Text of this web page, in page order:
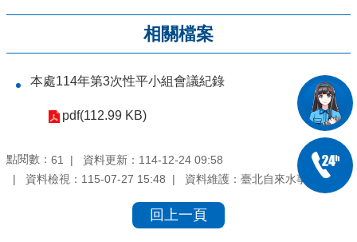
相關檔案
本處114年第3次性平小組會議紀錄
pdf(112.99 KB)
點閱數： 61
資料更新：114-12-24 09:58
資料檢視：115-07-27 15:48
資料維護：臺北自來水事業處
回上一頁